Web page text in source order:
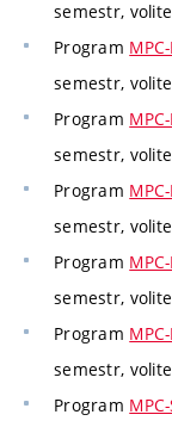
semestr,
Program
semestr,
Program
semestr,
Program
semestr,
Program
semestr,
Program
semestr,
Program